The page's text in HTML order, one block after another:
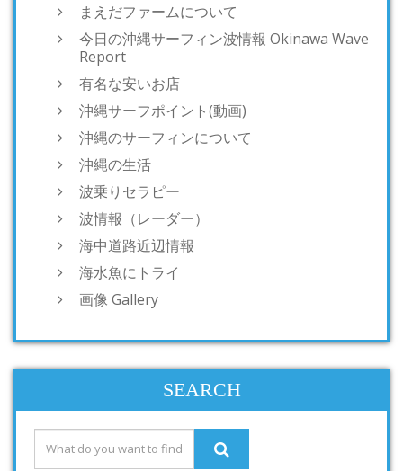
まえだファームについて
今日の沖縄サーフィン波情報 Okinawa Wave
Report
有名な安いお店
沖縄サーフポイント(動画)
沖縄のサーフィンについて
沖縄の生活
波乗りセラピー
波情報（レーダー）
海中道路近辺情報
海水魚にトライ
画像 Gallery
SEARCH